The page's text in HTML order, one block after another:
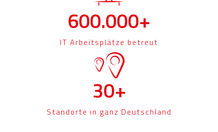
600.000+
IT Arbeitsplätze betreut
30+
Standorte in ganz Deutschland